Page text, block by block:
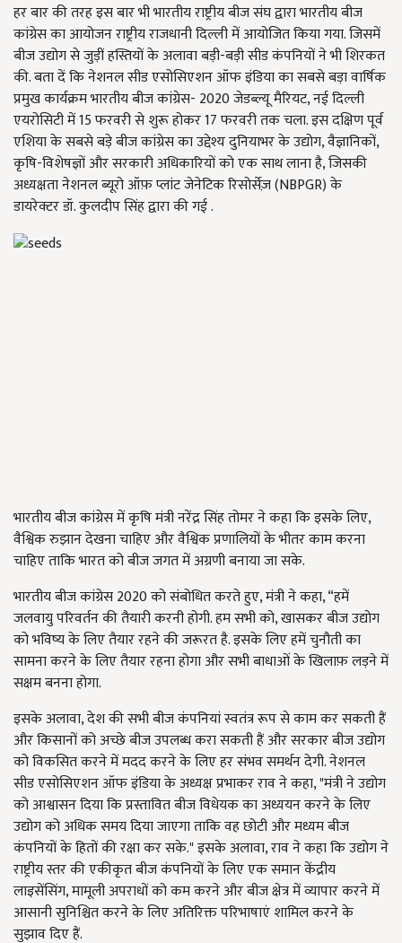
हर बार की तरह इस बार भी भारतीय राष्ट्रीय बीज संघ द्वारा भारतीय बीज
कांग्रेस का आयोजन राष्ट्रीय राजधानी दिल्ली में आयोजित किया गया. जिसमें
बीज उद्योग से जुड़ीं हस्तियों के अलावा बड़ी-बड़ी सीड कंपनियों ने भी शिरकत
की. बता दें कि नेशनल सीड एसोसिएशन ऑफ इंडिया का सबसे बड़ा वार्षिक
प्रमुख कार्यक्रम भारतीय बीज कांग्रेस- 2020 जेडब्ल्यू मैरियट, नई दिल्ली
एयरोसिटी में 15 फरवरी से शुरू होकर 17 फरवरी तक चला. इस दक्षिण पूर्व
एशिया के सबसे बड़े बीज कांग्रेस का उद्देश्य दुनियाभर के उद्योग, वैज्ञानिकों,
कृषि-विशेषज्ञों और सरकारी अधिकारियों को एक साथ लाना है, जिसकी
अध्यक्षता नेशनल ब्यूरो ऑफ़ प्लांट जेनेटिक रिसोर्सेज़ (NBPGR) के
डायरेक्टर डॉ. कुलदीप सिंह द्वारा की गई .
भारतीय बीज कांग्रेस में कृषि मंत्री नरेंद्र सिंह तोमर ने कहा कि इसके लिए,
वैश्विक रुझान देखना चाहिए और वैश्विक प्रणालियों के भीतर काम करना
चाहिए ताकि भारत को बीज जगत में अग्रणी बनाया जा सके.
भारतीय बीज कांग्रेस 2020 को संबोधित करते हुए, मंत्री ने कहा, “हमें
जलवायु परिवर्तन की तैयारी करनी होगी. हम सभी को, खासकर बीज उद्योग
को भविष्य के लिए तैयार रहने की जरूरत है. इसके लिए हमें चुनौती का
सामना करने के लिए तैयार रहना होगा और सभी बाधाओं के खिलाफ़ लड़ने में
सक्षम बनना होगा.
इसके अलावा, देश की सभी बीज कंपनियां स्वतंत्र रूप से काम कर सकती हैं
और किसानों को अच्छे बीज उपलब्ध करा सकती हैं और सरकार बीज उद्योग
को विकसित करने में मदद करने के लिए हर संभव समर्थन देगी. नेशनल
सीड एसोसिएशन ऑफ इंडिया के अध्यक्ष प्रभाकर राव ने कहा, "मंत्री ने उद्योग
को आश्वासन दिया कि प्रस्तावित बीज विधेयक का अध्ययन करने के लिए
उद्योग को अधिक समय दिया जाएगा ताकि वह छोटी और मध्यम बीज
कंपनियों के हितों की रक्षा कर सके." इसके अलावा, राव ने कहा कि उद्योग ने
राष्ट्रीय स्तर की एकीकृत बीज कंपनियों के लिए एक समान केंद्रीय
लाइसेंसिंग, मामूली अपराधों को कम करने और बीज क्षेत्र में व्यापार करने में
आसानी सुनिश्चित करने के लिए अतिरिक्त परिभाषाएं शामिल करने के
सुझाव दिए हैं.